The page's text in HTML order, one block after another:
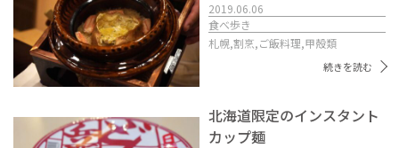
2019.06.06
食べ歩き
札幌,割烹,ご飯料理,甲殻類
続きを読む
北海道限定のインスタント
カップ麺